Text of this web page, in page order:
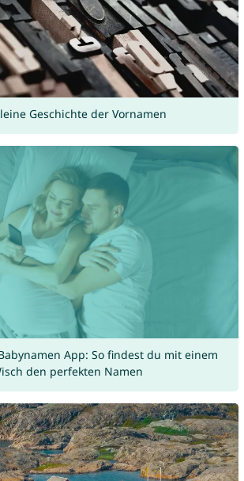
Geschichte der Vornamen
App: So findest du mit einem
den perfekten Namen